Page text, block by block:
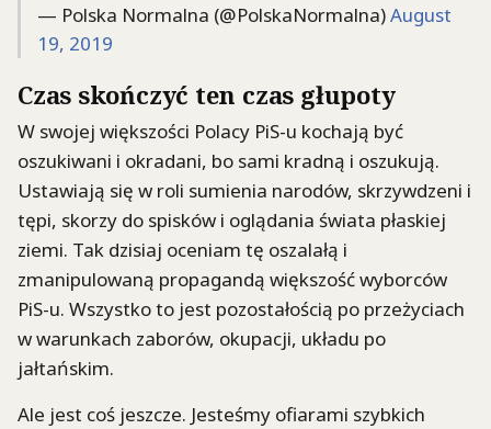
— Polska Normalna (@PolskaNormalna)August
19, 2019
Czas skończyć ten czas głupoty
W swojej większości Polacy PiS-u kochają być
oszukiwani i okradani, bo sami kradną i oszukują.
Ustawiają się w roli sumienia narodów, skrzywdzeni i
tępi, skorzy do spisków i oglądania świata płaskiej
ziemi. Tak dzisiaj oceniam tę oszalałą i
zmanipulowaną propagandą większość wyborców
PiS-u. Wszystko to jest pozostałością po przeżyciach
w warunkach zaborów, okupacji, układu po
jałtańskim.
Ale jest coś jeszcze. Jesteśmy ofiarami szybkich